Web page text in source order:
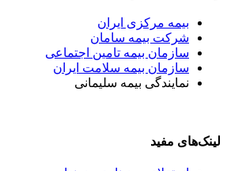
بیمه مرکزی ایران
شرکت بیمه سامان
سازمان بیمه تامین اجتماعی
سازمان بیمه سلامت ایران
نمایندگی بیمه سلیمانی
لینک‌های مفید